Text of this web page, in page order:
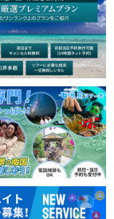
，並免費向您出